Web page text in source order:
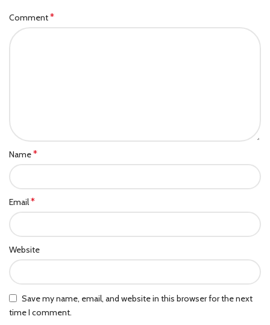
Comment*
Name*
Email*
Website
Save my name, email, and website in this browser for the next
time I comment.